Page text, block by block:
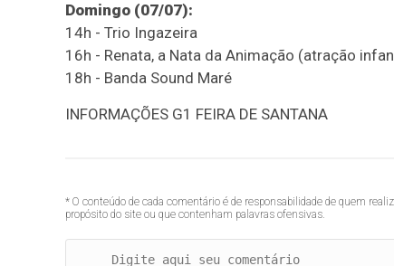
Domingo (07/07):
14h - Trio Ingazeira
16h - Renata, a Nata da Animação (atração
18h - Banda Sound Maré
INFORMAÇÕES G1 FEIRA DE SANTANA
* O conteúdo de cada comentário é de responsabilidade de quem
propósito do site ou que contenham palavras ofensivas.